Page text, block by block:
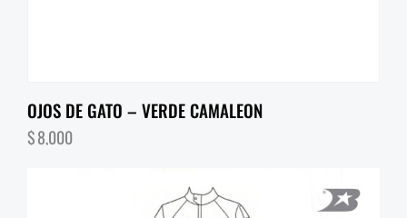
OJOS DE GATO – VERDE CAMALEON
$8,000